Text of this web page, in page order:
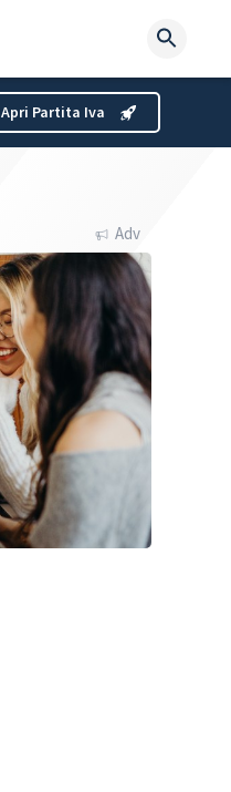
Apri Partita Iva
Adv